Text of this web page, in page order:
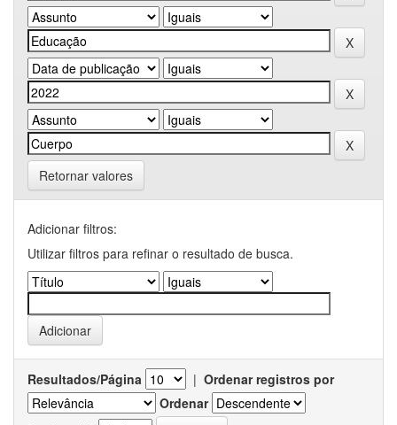
Retornar valores
Adicionar filtros:
Utilizar filtros para refinar o resultado de busca.
Resultados/Página | Ordenar registros por
Ordenar